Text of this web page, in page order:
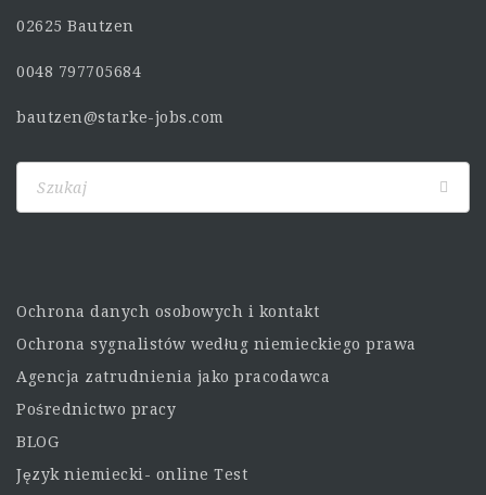
02625 Bautzen
0048 797705684
bautzen@starke-jobs.com
Ochrona danych osobowych i kontakt
Ochrona sygnalistów według niemieckiego prawa
Agencja zatrudnienia jako pracodawca
Pośrednictwo pracy
BLOG
Język niemiecki- online Test